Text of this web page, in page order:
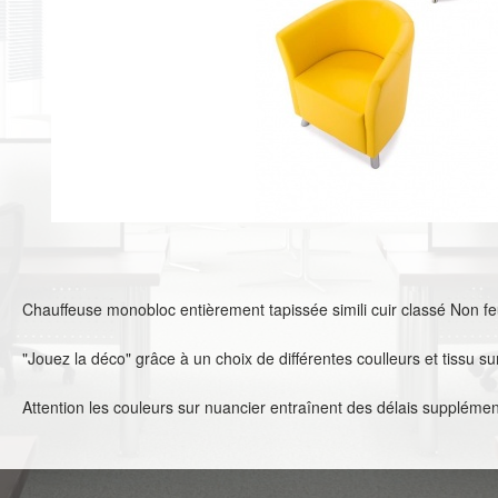
Chauffeuse monobloc entièrement tapissée simili cuir classé Non
"Jouez la déco" grâce à un choix de différentes coulleurs et tissu
Attention les couleurs sur nuancier entraînent des délais